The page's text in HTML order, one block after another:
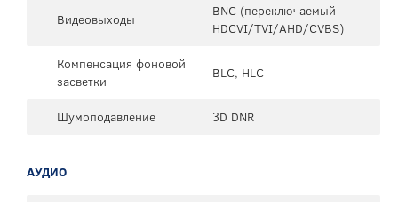
Видеовыходы
BNC (переключаемый
HDCVI/TVI/AHD/CVBS)
Компенсация фоновой
засветки
BLC, HLC
Шумоподавление 3D DNR
АУДИО